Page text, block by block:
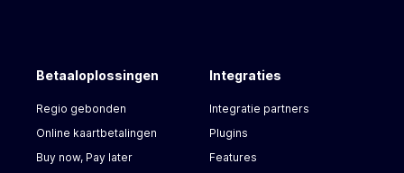
Betaaloplossingen
Regio gebonden
Online kaartbetalingen
Buy now, Pay later
Integraties
Integratie partners
Plugins
Features